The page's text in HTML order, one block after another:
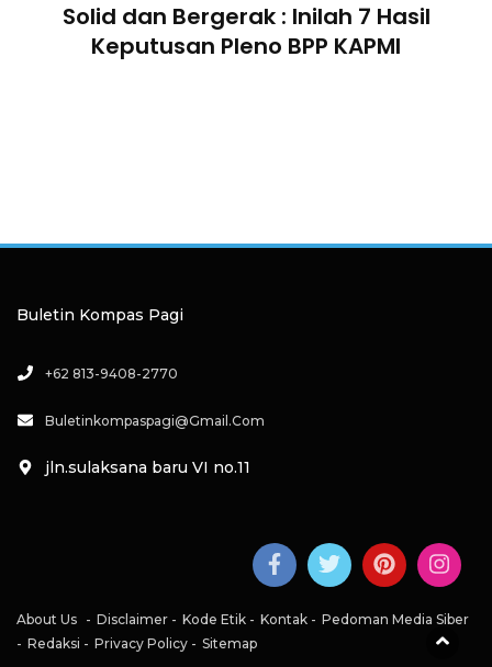
Solid dan Bergerak : Inilah 7 Hasil
Keputusan Pleno BPP KAPMI
Buletin Kompas Pagi
+62 813-9408-2770
Buletinkompaspagi@gmail.com
jln.sulaksana baru VI no.11
About Us Disclaimer Kode Etik Kontak
Pedoman Media Siber
Redaksi
Privacy Policy
Sitemap